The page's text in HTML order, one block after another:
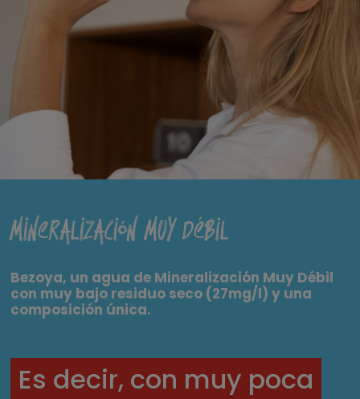
Mineralización muy débil
Bezoya, un agua de Mineralización Muy Débil
con muy bajo residuo seco (27mg/l) y una
composición única.
Es decir, con muy poca